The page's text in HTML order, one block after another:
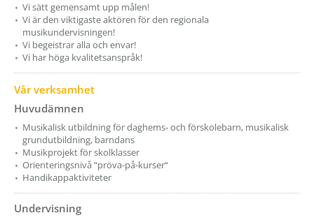
Vi sätt gemensamt upp målen!
Vi är den viktigaste aktören för den regionala
musikundervisningen!
Vi begeistrar alla och envar!
Vi har höga kvalitetsanspråk!
Vår verksamhet
Huvudämnen
Musikalisk utbildning för daghems- och förskolebarn, musikalisk
grundutbildning, barndans
Musikprojekt för skolklasser
Orienteringsnivå “pröva-på-kurser“
Handikappaktiviteter
Undervisning